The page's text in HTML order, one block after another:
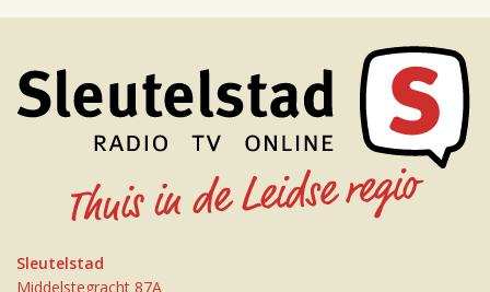
Sleutelstad
Middelstegracht 87A